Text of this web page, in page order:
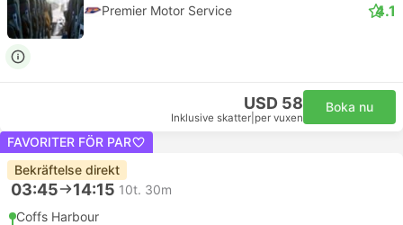
Premier Motor Service 4.1
USD 58
Inklusive skatter per vuxen
Boka nu
FAVORITER FÖR PAR
Bekräftelse direkt
03:45 14:15 10t. 30m
Coffs Harbour